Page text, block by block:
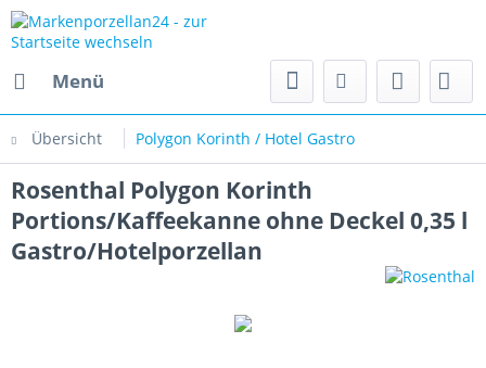
Menü
Übersicht Polygon Korinth / Hotel Gastro
Rosenthal Polygon Korinth
Portions/Kaffeekanne ohne Deckel 0,35 l
Gastro/Hotelporzellan